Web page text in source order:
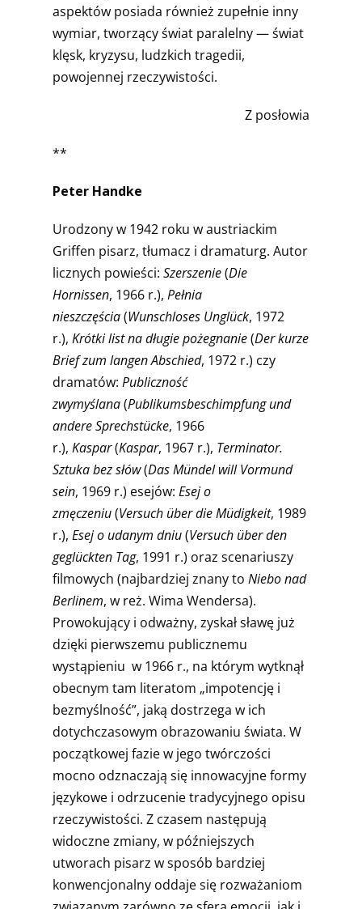
aspektów posiada również zupełnie inny
wymiar, tworzący świat paralelny — świat
klęsk, kryzysu, ludzkich tragedii,
powojennej rzeczywistości.
Z posłowia
**
Peter Handke
Urodzony w 1942 roku w austriackim
Griffen pisarz, tłumacz i dramaturg. Autor
licznych powieści: Szerszenie(Die
Hornissen, 1966 r.), Pełnia
nieszczęścia(Wunschloses Unglück, 1972
r.), Krótki list na długiepożegnanie(Der kurze
Brief zum langen Abschied, 1972 r.) czy
dramatów: Publiczność
zwymyślana(Publikumsbeschimpfung und
andere Sprechstücke, 1966
r.), Kaspar(Kaspar, 1967 r.), Terminator.
Sztuka bez słów(Das Mündel will Vormund
sein, 1969 r.) esejów: Esej o
zmęczeniu(Versuch über die Müdigkeit, 1989
r.), Esej o udanym dniu(Versuch über den
geglückten Tag, 1991 r.) oraz scenariuszy
filmowych (najbardziej znany to Niebo nad
Berlinem, w reż. Wima Wendersa).
Prowokujący i odważny, zyskał sławę już
dzięki pierwszemu publicznemu
wystąpieniu w 1966 r., na którym wytknął
obecnym tam literatom „impotencję i
bezmyślność”, jaką dostrzega w ich
dotychczasowym obrazowaniu świata. W
początkowej fazie w jego twórczości
mocno odznaczają się innowacyjne formy
językowe i odrzucenie tradycyjnego opisu
rzeczywistości. Z czasem następują
widoczne zmiany, w późniejszych
utworach pisarz w sposób bardziej
konwencjonalny oddaje się rozważaniom